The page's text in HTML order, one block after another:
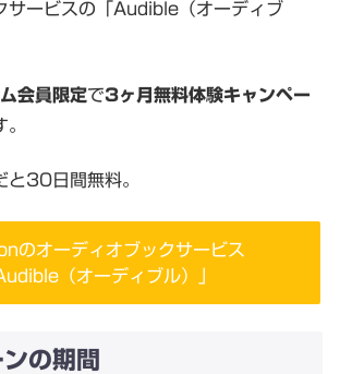
サービスの「Audible（オーディブ
会員限定で3ヶ月無料体験キャンペー
と30日間無料。
のオーディオブックサービス
（オーディブル）」
の期間